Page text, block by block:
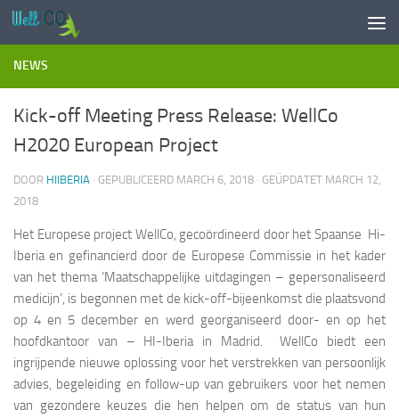
Doorgaan naar inhoud
NEWS
Kick-off Meeting Press Release: WellCo
H2020 European Project
DOOR HIIBERIA · GEPUBLICEERD MARCH 6, 2018 · GEÜPDATET MARCH 12,
2018
Het Europese project WellCo, gecoördineerd door het Spaanse Hi-
Iberia en gefinancierd door de Europese Commissie in het kader
van het thema ‘Maatschappelijke uitdagingen – gepersonaliseerd
medicijn’, is begonnen met de kick-off-bijeenkomst die plaatsvond
op 4 en 5 december en werd georganiseerd door- en op het
hoofdkantoor van – HI-Iberia in Madrid. WellCo biedt een
ingrijpende nieuwe oplossing voor het verstrekken van persoonlijk
advies, begeleiding en follow-up van gebruikers voor het nemen
van gezondere keuzes die hen helpen om de status van hun